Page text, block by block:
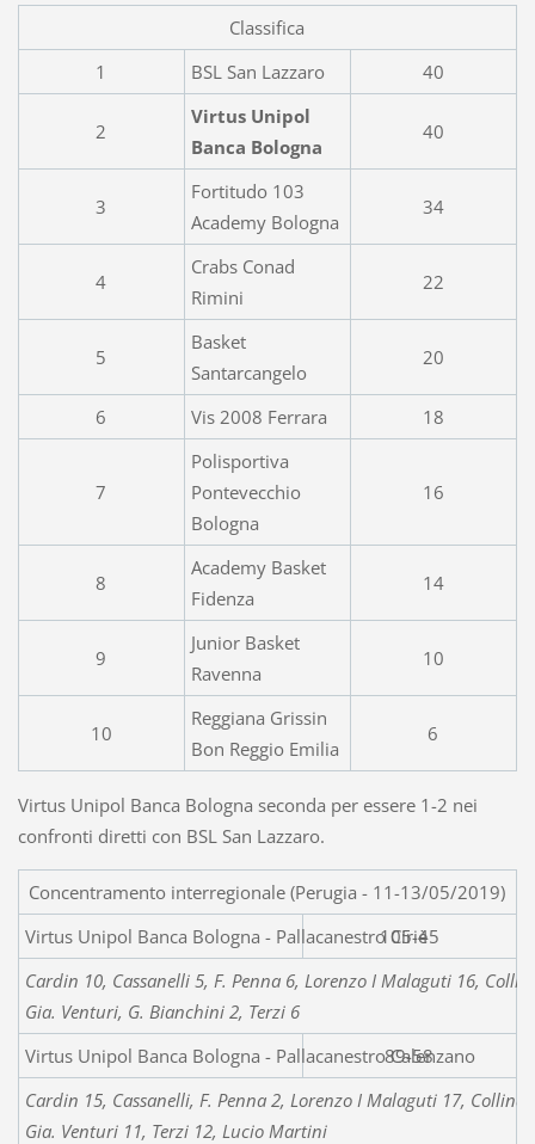
Classifica
1
BSL San Lazzaro 40
2
Virtus Unipol
Banca Bologna
40
3
Fortitudo 103
Academy Bologna
34
4
Crabs Conad
Rimini
22
5
Basket
Santarcangelo
20
6 Vis 2008 Ferrara 18
7
Polisportiva
Pontevecchio
Bologna
16
8
Academy Basket
Fidenza
14
9
Junior Basket
Ravenna
10
10
Reggiana Grissin
Bon Reggio Emilia
6
Virtus Unipol Banca Bologna seconda per essere 1-2 nei
confronti diretti con BSL San Lazzaro.
Concentramento interregionale (Perugia - 11-13/05/2019)
Virtus Unipol Banca
105-45
Cardin 10, Cassanelli 5, F. Penna 6, Lorenzo I Malaguti 16,
Gia. Venturi, G. Bianchini 2, Terzi 6
Virtus Unipol Banca Bologna - Pallacanestro Calenzano
89-58
Cardin 15, Cassanelli, F. Penna 2, Lorenzo I Malaguti 17,
Gia. Venturi 11, Terzi 12, Lucio Martini